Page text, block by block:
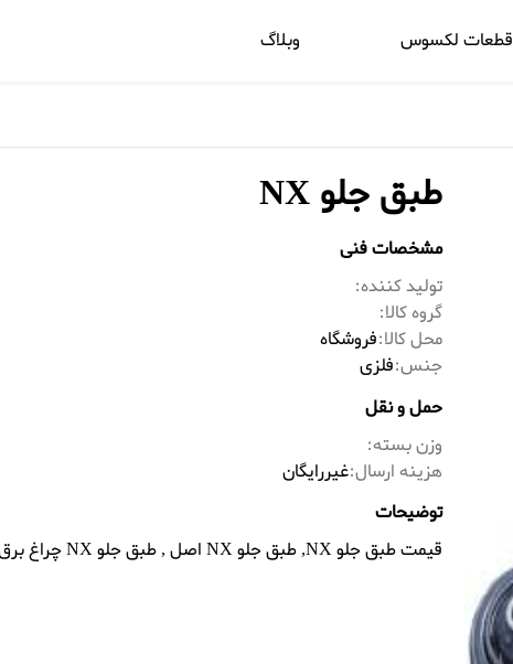
قطعات لکسوس وبلاگ
طبق جلو NX
مشخصات فنی
تولید کننده:
گروه کالا:
محل کالا:فروشگاه
جنس:فلزی
حمل و نقل
وزن بسته:
هزینه ارسال:غیررایگان
توضیحات
قیمت طبق جلو NX, طبق جلو NX اصل , طبق جلو NX چراغ برق,